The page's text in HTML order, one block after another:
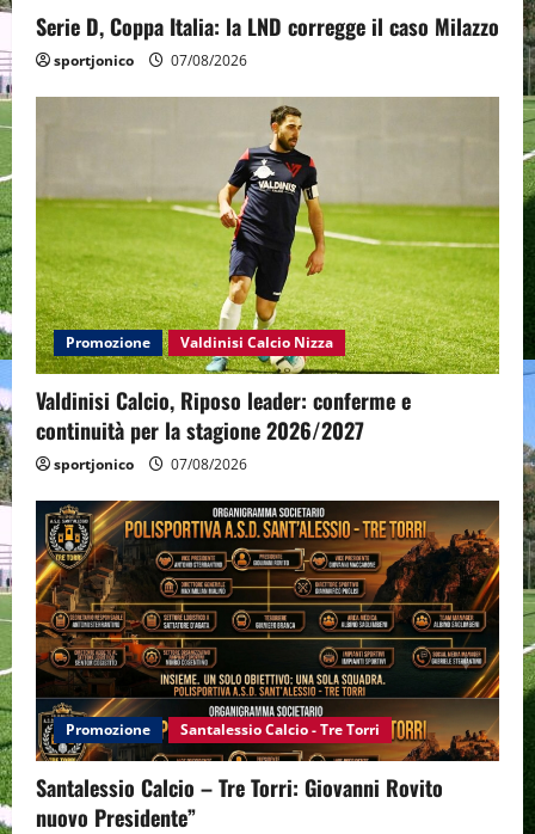
Serie D, Coppa Italia: la LND corregge il caso Milazzo
sportjonico 07/08/2026
Promozione Valdinisi Calcio Nizza
Valdinisi Calcio, Riposo leader: conferme e
continuità per la stagione 2026/2027
sportjonico 07/08/2026
Promozione Santalessio Calcio - Tre Torri
Santalessio Calcio – Tre Torri: Giovanni Rovito
nuovo Presidente”